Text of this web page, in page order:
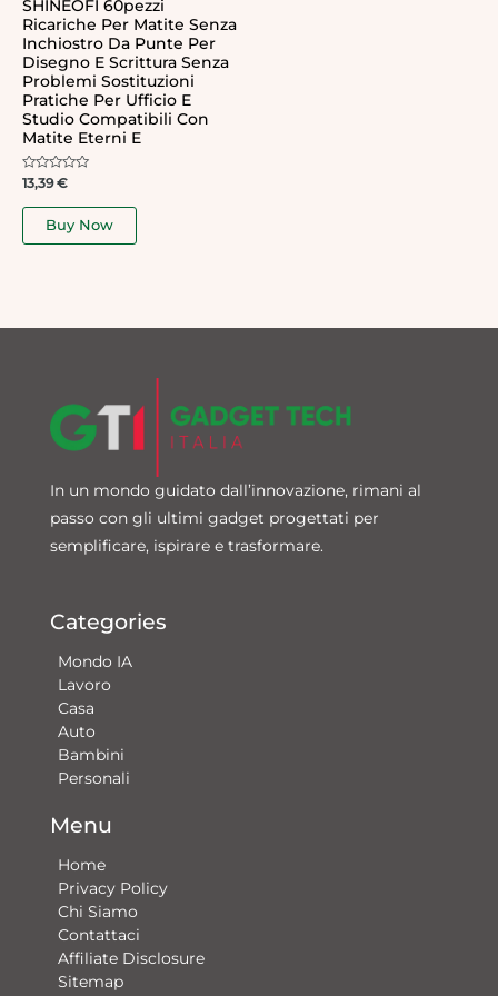
SHINEOFI 60pezzi
Ricariche Per Matite Senza
Inchiostro Da Punte Per
Disegno E Scrittura Senza
Problemi Sostituzioni
Pratiche Per Ufficio E
Studio Compatibili Con
Matite Eterni E
Rated
out
13,39€
Buy Now
In un mondo guidato dall’innovazione, rimani al
passo con gli ultimi gadget progettati per
semplificare, ispirare e trasformare.
Categories
Mondo IA
Lavoro
Casa
Auto
Bambini
Personali
Menu
Home
Privacy Policy
Chi Siamo
Contattaci​
Affiliate Disclosure
Sitemap